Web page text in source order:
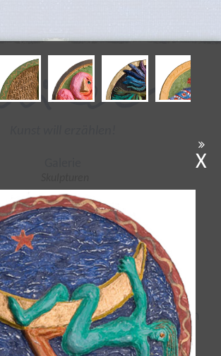
Bilder
Kleine Skulpturen
Bronze Taler
Poesie Taler
Tonplastiken
Radierungen
X
Marmor, gemahlen & von
Vom Künstler farbig
1-99. Oft durch Kristalle